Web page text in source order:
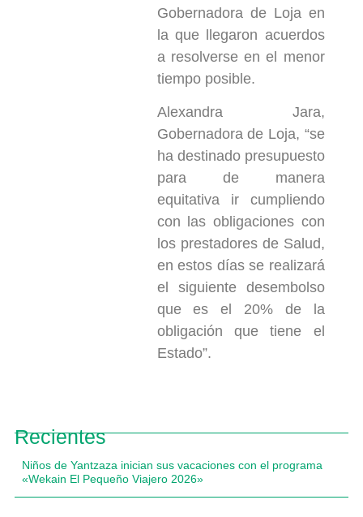
Gobernadora de Loja en
la que llegaron acuerdos
a resolverse en el menor
tiempo posible.
Alexandra Jara,
Gobernadora de Loja, “se
ha destinado presupuesto
para de manera
equitativa ir cumpliendo
con las obligaciones con
los prestadores de Salud,
en estos días se realizará
el siguiente desembolso
que es el 20% de la
obligación que tiene el
Estado”.
Recientes
Niños de Yantzaza inician sus vacaciones con el programa
«Wekain El Pequeño Viajero 2026»